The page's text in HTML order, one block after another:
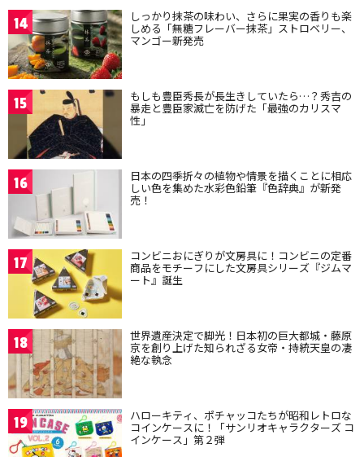
14 しっかり抹茶の味わい、さらに果実の香りも楽
しめる「無糖フレーバー抹茶」ストロベリー、
マンゴー新発売
15 もしも豊臣秀長が長生きしていたら…？秀吉の
暴走と豊臣家滅亡を防げた「最強のカリスマ
性」
16 日本の四季折々の植物や情景を描くことに相応
しい色を集めた水彩色鉛筆『色辞典』が新発
売！
17 コンビニおにぎりが文房具に！コンビニの定番
商品をモチーフにした文房具シリーズ『ジムマ
ート』誕生
18 世界遺産決定で脚光！日本初の巨大都城・藤原
京を創り上げた知られざる女帝・持統天皇の凄
絶な執念
19 ハローキティ、ポチャッコたちが昭和レトロな
コインケースに！「サンリオキャラクターズ コ
インケース」第２弾